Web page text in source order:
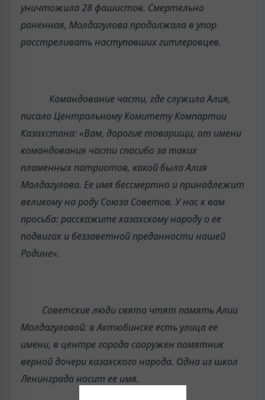
уничтожила 28 фашистов. Смертельно
раненная, Молдагулова продолжала в упор
расстреливать наступавших гитлеровцев.
Командование части, где служила Алия,
писало Центральному Комитету Компартии
Казахстана: «Вам, дорогие товарищи, от имени
командования части спасибо за таких
пламенных патриотов, какой была Алия
Молдагулова. Ее имя бессмертно и принадлежит
великому на роду Союза Советов. У нас к вам
просьба: расскажите казахскому народу о ее
подвигах и беззаветной преданности нашей
Родине».
Советские люди свято чтят память Алии
Молдагуловой: в Актюбинске есть улица ее
имени, в центре города сооружен памятник
верной дочери казахского народа. Одна из школ
Ленинграда носит ее имя.